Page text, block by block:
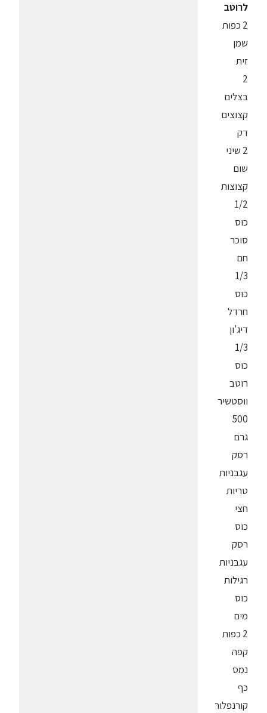
לרוטב
2 כפות
שמן
זית
2
בצלים
קצוצים
דק
2 שיני
שום
קצוצות
1/2
כוס
סוכר
חם
1/3
כוס
חרדל
דיג'ון
1/3
כוס
רוטב
ווסטשיר
500
גרם
רסק
עגבניות
טריות
חצי
כוס
רסק
עגבניות
רגילות
כוס
מים
2 כפות
קפה
נמס
כף
קורנפלור